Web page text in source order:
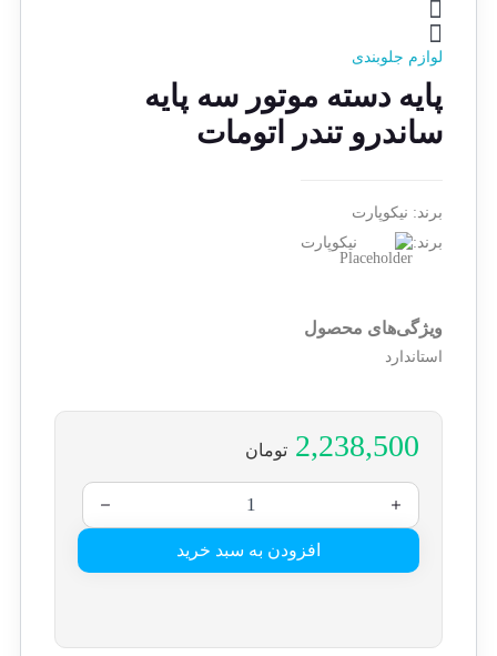
لوازم جلوبندی
پايه دسته موتور سه پايه
ساندرو تندر اتومات
برند: نیکوپارت
برند:
نیکوپارت
ویژگی‌های محصول
استاندارد
2,238,500 تومان
افزودن به سبد خرید